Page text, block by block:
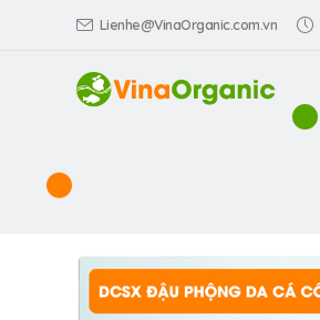
Lienhe@VinaOrganic.com.vn